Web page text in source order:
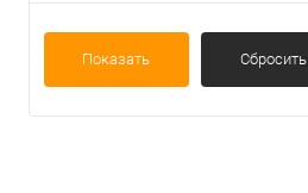
Показать Сбросить